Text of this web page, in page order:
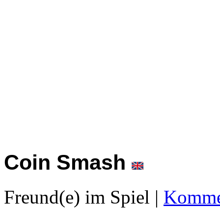
Coin Smash
Freund(e) im Spiel |